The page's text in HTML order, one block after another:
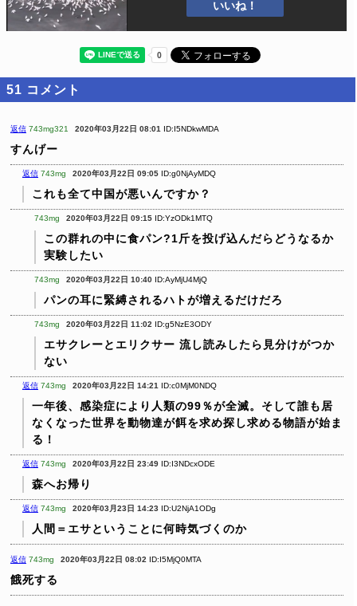
いいね！
51 コメント
返信 743mg321 2020年03月22日 08:01 ID:I5NDkwMDA
すんげー
返信 743mg 2020年03月22日 09:05 ID:g0NjAyMDQ
これも全て中国が悪いんですか？
743mg 2020年03月22日 09:15 ID:YzODk1MTQ
この群れの中に食パン?1斤を投げ込んだらどうなるか
実験したい
743mg 2020年03月22日 10:40 ID:AyMjU4MjQ
パンの耳に緊縛されるハトが増えるだけだろ
743mg 2020年03月22日 11:02 ID:g5NzE3ODY
エサクレーとエリクサー 流し読みしたら見分けがつか
ない
返信 743mg 2020年03月22日 14:21 ID:c0MjM0NDQ
一年後、感染症により人類の99％が全滅。そして誰も居
なくなった世界を動物達が餌を求め探し求める物語が始ま
る！
返信 743mg 2020年03月22日 23:49 ID:I3NDcxODE
森へお帰り
返信 743mg 2020年03月23日 14:23 ID:U2NjA1ODg
人間＝エサということに何時気づくのか
返信 743mg 2020年03月22日 08:02 ID:I5MjQ0MTA
餓死する